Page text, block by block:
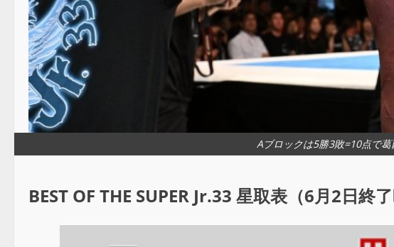
Aブロックは5勝3敗=10点で
BEST OF THE SUPER Jr.33 星取表（6月2日終了